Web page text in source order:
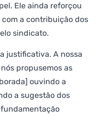
Ele ainda reforçou
a contribuição dos
sindicato.
justificativa. A nossa
propusemos as
ouvindo a
a sugestão dos